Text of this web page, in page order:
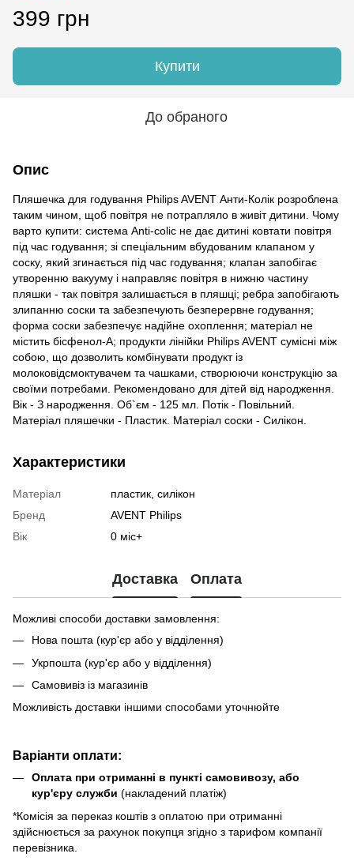
399 грн
Купити
До обраного
Опис
Пляшечка для годування Philips AVENT Анти-Колік розроблена
таким чином, щоб повітря не потрапляло в живіт дитини. Чому
варто купити: система Anti-colic не дає дитині ковтати повітря
під час годування; зі спеціальним вбудованим клапаном у
соску, який згинається під час годування; клапан запобігає
утворенню вакууму і направляє повітря в нижню частину
пляшки - так повітря залишається в пляшці; ребра запобігають
злипанню соски та забезпечують безперервне годування;
форма соски забезпечує надійне охоплення; матеріал не
містить бісфенол-А; продукти лінійки Philips AVENT сумісні між
собою, що дозволить комбінувати продукт із
молоковідсмоктувачем та чашками, створюючи конструкцію за
своїми потребами. Рекомендовано для дітей від народження.
Вік - З народження. Об`єм - 125 мл. Потік - Повільний.
Матеріал пляшечки - Пластик. Матеріал соски - Силікон.
Характеристики
Матеріал
пластик, силікон
Бренд
AVENT Philips
Вік
0 міс+
Доставка Оплата
Можливі способи доставки замовлення:
Нова пошта (кур'єр або у відділення)
Укрпошта (кур'єр або у відділення)
Самовивіз із магазинів
Можливість доставки іншими способами уточнюйте
Варіанти оплати:
Оплата при отриманні в пункті самовивозу, або
кур'єру служби (накладений платіж)
*Комісія за переказ коштів з оплатою при отриманні
здійснюється за рахунок покупця згідно з тарифом компанії
перевізника.